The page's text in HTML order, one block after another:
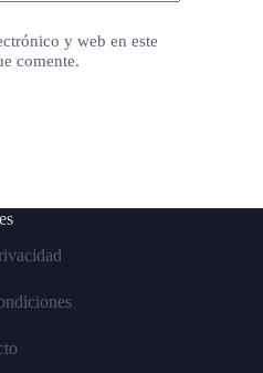
y web en este
comente.